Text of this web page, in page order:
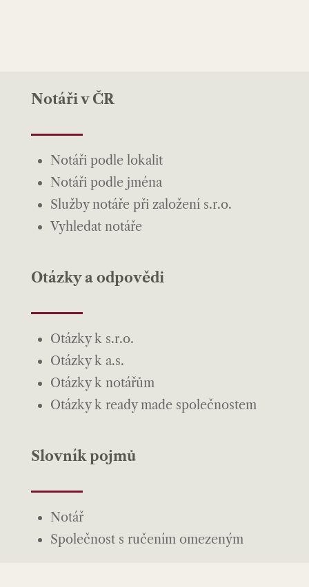
Notáři v ČR
Notáři podle lokalit
Notáři podle jména
Služby notáře při založení s.r.o.
Vyhledat notáře
Otázky a odpovědi
Otázky k s.r.o.
Otázky k a.s.
Otázky k notářům
Otázky k ready made společnostem
Slovník pojmů
Notář
Společnost s ručením omezeným